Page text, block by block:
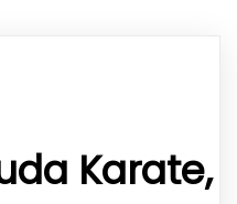
Karate,